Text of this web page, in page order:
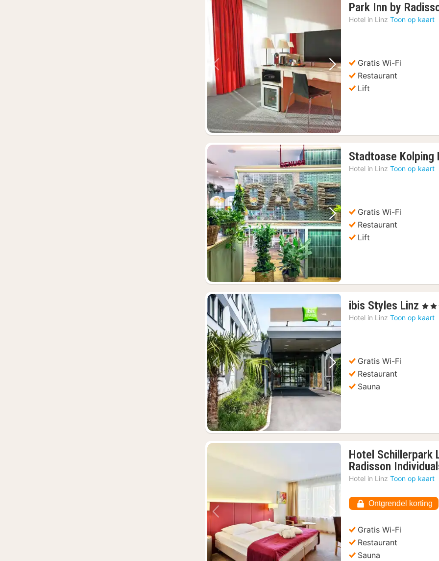
Vorige foto Volgende foto
Park Inn by
Hotel in Linz Toon op kaart
Gratis Wi-Fi
Restaurant
Lift
Vorige foto Volgende foto
Stadtoase Kolping
Hotel in Linz Toon op kaart
Gratis Wi-Fi
Restaurant
Lift
Vorige foto Volgende foto
ibis Styles Linz 1
, 3
Hotel in Linz Toon op kaart
Gratis Wi-Fi
Restaurant
Sauna
Vorige foto Volgende foto
Hotel Schillerpark
Radisson
Hotel in Linz Toon op kaart
Ontgrendel korting
Gratis Wi-Fi
Restaurant
Sauna